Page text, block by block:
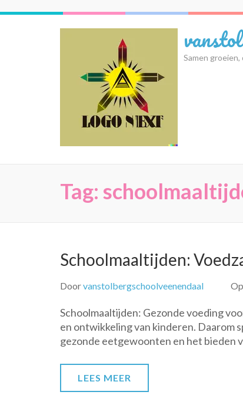
Samen
Tag:
Schoolmaaltijden:
Doorvanstolbergschoolveenendaal Op
Schoolmaaltijden: Gezonde voeding
en ontwikkeling van kinderen. Daarom
gezonde eetgewoonten en het bieden
LEES MEER